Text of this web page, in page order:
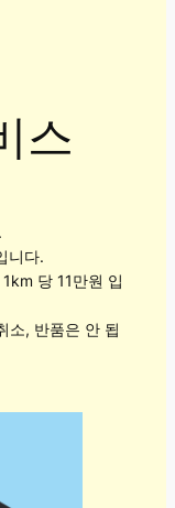
스
니다.
당 11만원 입
소, 반품은 안 됩